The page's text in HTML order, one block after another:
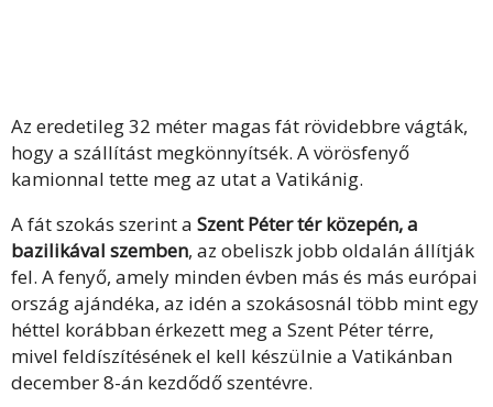
Az eredetileg 32 méter magas fát rövidebbre vágták,
hogy a szállítást megkönnyítsék. A vörösfenyő
kamionnal tette meg az utat a Vatikánig.
A fát szokás szerint a Szent Péter tér közepén, a
bazilikával szemben, az obeliszk jobb oldalán állítják
fel. A fenyő, amely minden évben más és más európai
ország ajándéka, az idén a szokásosnál több mint egy
héttel korábban érkezett meg a Szent Péter térre,
mivel feldíszítésének el kell készülnie a Vatikánban
december 8-án kezdődő szentévre.